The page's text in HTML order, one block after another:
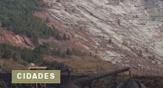
CIDADES